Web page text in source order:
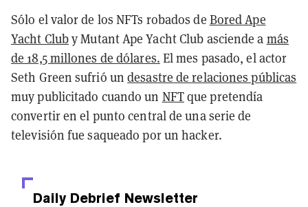
Sólo el valor de los NFTs robados de Bored Ape
Yacht Cluby Mutant Ape Yacht Club asciende a más
de 18,5 millones de dólares. El mes pasado, el actor
Seth Green sufrió undesastre de relaciones públicas
muy publicitado cuando un NFTque pretendía
convertir en el punto central de una serie de
televisión fue saqueado por un hacker.
Daily Debrief Newsletter